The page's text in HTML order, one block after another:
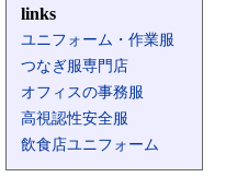
links
ユニフォーム・作業服
つなぎ服専門店
オフィスの事務服
高視認性安全服
飲食店ユニフォーム